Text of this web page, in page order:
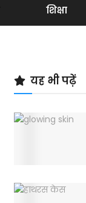
शिक्षा
यह भी पढ़ें